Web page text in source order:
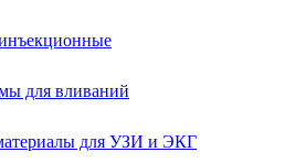
для вливаний
для УЗИ и ЭКГ